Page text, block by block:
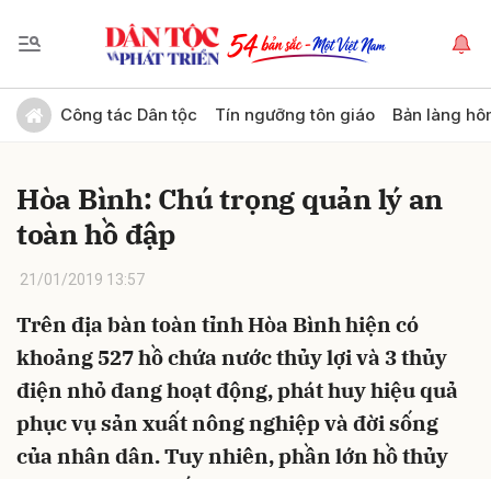
Công tác Dân tộc Tín ngưỡng tôn giáo Bản làng
Hòa Bình: Chú trọng quản lý an
toàn hồ đập
21/01/2019 13:57
Trên địa bàn toàn tỉnh Hòa Bình hiện có
khoảng 527 hồ chứa nước thủy lợi và 3 thủy
điện nhỏ đang hoạt động, phát huy hiệu quả
phục vụ sản xuất nông nghiệp và đời sống
của nhân dân. Tuy nhiên, phần lớn hồ thủy
Gửi bình luận
Hủy